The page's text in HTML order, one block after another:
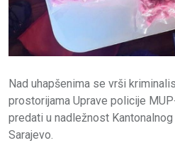
Nad uhapšenima se vrši
prostorijama Uprave policije
predati u nadležnost
Sarajevo.